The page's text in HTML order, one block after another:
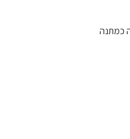
כמתנה